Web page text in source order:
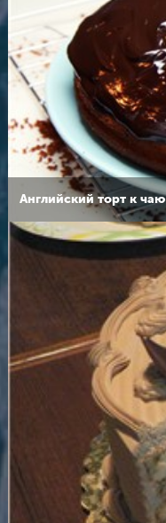
Английский торт к чаю